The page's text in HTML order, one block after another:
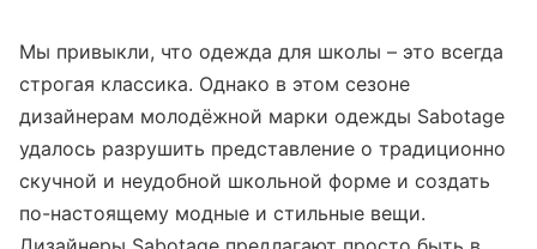
Мы привыкли, что одежда для школы – это всегда
строгая классика. Однако в этом сезоне
дизайнерам молодёжной марки одежды Sabotage
удалось разрушить представление о традиционно
скучной и неудобной школьной форме и создать
по-настоящему модные и стильные вещи.